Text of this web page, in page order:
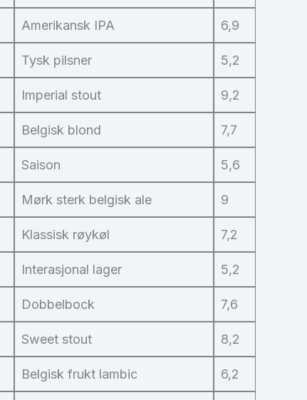
Amerikansk IPA 6,9
Tysk pilsner 5,2
Imperial stout 9,2
Belgisk blond 7,7
Saison 5,6
Mørk sterk belgisk ale 9
Klassisk røykøl 7,2
Interasjonal lager 5,2
Dobbelbock 7,6
Sweet stout 8,2
Belgisk frukt lambic 6,2